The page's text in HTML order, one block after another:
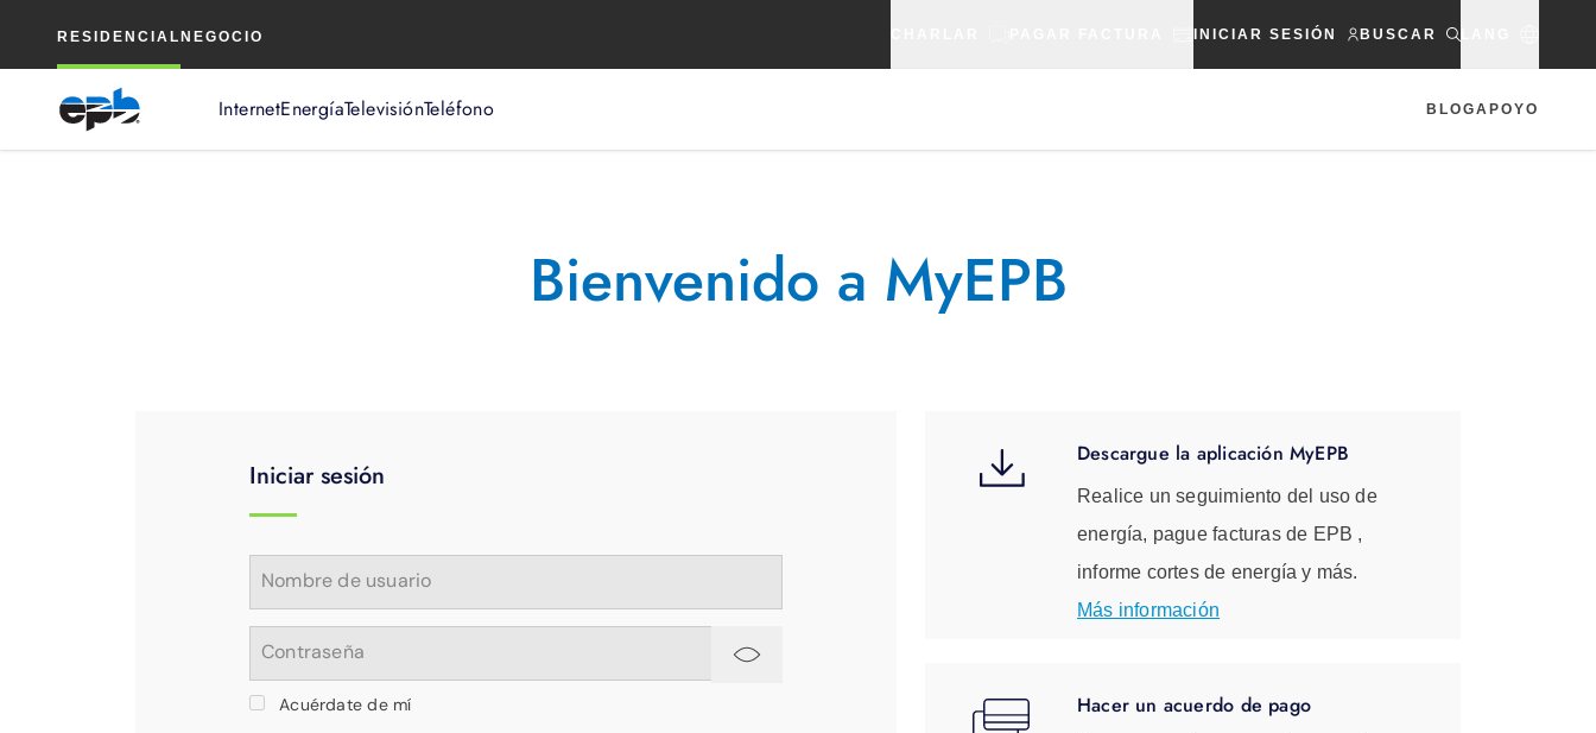
RESIDENCIAL NEGOCIO INICIAR SESIÓN BUSCAR
InternetEnergíaTelevisiónTeléfono BLOGAPOYO
principal
Bienvenido a MyEPB
Iniciar sesión
Nombre de usuario
Contraseña
Acuérdate de mí
Descargue la aplicación MyEPB
Realice un seguimiento del uso de
energía, pague facturas de EPB ,
informe cortes de energía y más.
Más información
Hacer un acuerdo de pago